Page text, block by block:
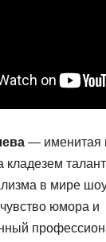
— именитая
кладезем
в мире
юмора и